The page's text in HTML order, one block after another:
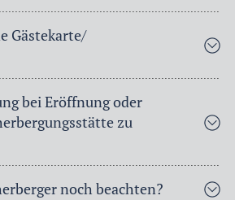
Gästekarte/
bei Eröffnung oder
zu
noch beachten?